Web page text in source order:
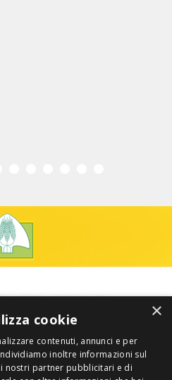
×
cookie
contenuti, annunci e per
inoltre informazioni sul
nostri partner pubblicitari e di